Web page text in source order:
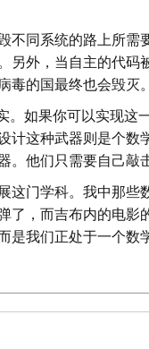
不同系统的路上所需
外，当自主的代码
毒的国最终也会毁灭。
。如果你可以实现这
计这种武器则是个数
他们只需要自己敲
这门学科。我中那些
了，而吉布内的电影
我们正处于一个数